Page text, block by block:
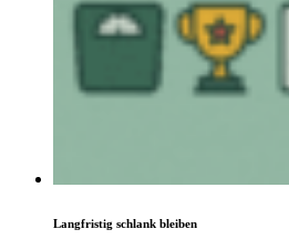
Langfristig schlank bleiben